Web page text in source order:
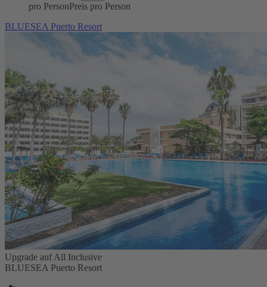
pro PersonPreis pro Person
BLUESEA Puerto Resort
Upgrade auf All Inclusive
BLUESEA Puerto Resort